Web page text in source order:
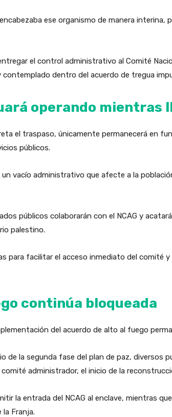
ese organismo de manera
el control administrativo al Comité
dentro del acuerdo de tregua
operando mientras
el traspaso, únicamente permanecerá en
públicos.
vacío administrativo que afecte a la
públicos colaborarán con el NCAG y
palestino.
para facilitar el acceso inmediato del comité
continúa bloqueada
del acuerdo de alto al fuego
de la segunda fase del plan de paz, diversos
administrador, el inicio de la
la entrada del NCAG al enclave, mientras
Franja.